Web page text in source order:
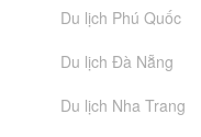
Du lịch Phú Quốc
Du lịch Đà Nẵng
Du lịch Nha Trang